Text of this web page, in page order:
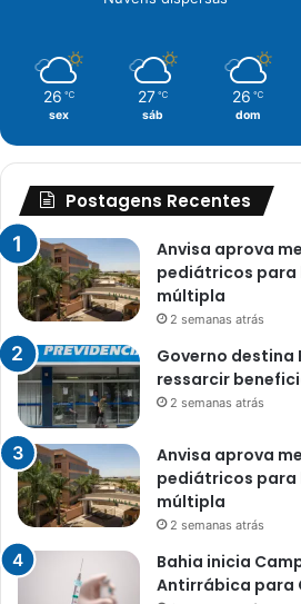
26 ℃
sex
27 ℃
sáb
26 ℃
dom
Postagens Recentes
Anvisa aprova
pediátricos para
múltipla
2 semanas atrás
Governo destina
ressarcir
2 semanas atrás
Anvisa aprova
pediátricos para
múltipla
2 semanas atrás
Bahia inicia
Antirrábica para